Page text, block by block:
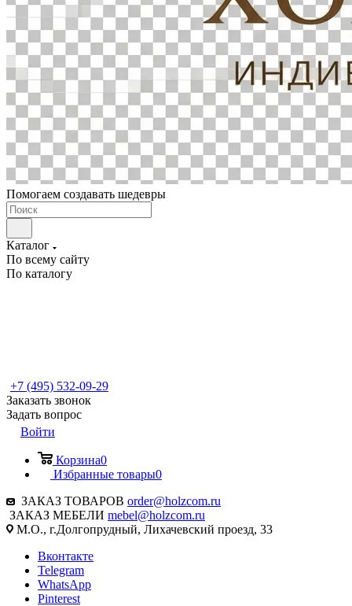
Помогаем создавать шедевры
Каталог
По всему сайту
По каталогу
+7 (495) 532-09-29
Заказать звонок
Задать вопрос
Войти
Корзина0
Избранные товары0
ЗАКАЗ ТОВАРОВ order@holzcom.ru
ЗАКАЗ МЕБЕЛИ mebel@holzcom.ru
М.О., г.Долгопрудный, Лихачевский проезд, 33
Вконтакте
Telegram
WhatsApp
Pinterest